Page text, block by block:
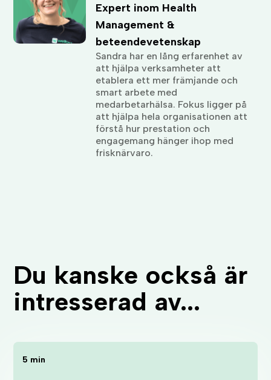
Expert inom Health
Management &
beteendevetenskap
Sandra har en lång erfarenhet av
att hjälpa verksamheter att
etablera ett mer främjande och
smart arbete med
medarbetarhälsa. Fokus ligger på
att hjälpa hela organisationen att
förstå hur prestation och
engagemang hänger ihop med
frisknärvaro.
Du kanske också är
intresserad av...
5 min